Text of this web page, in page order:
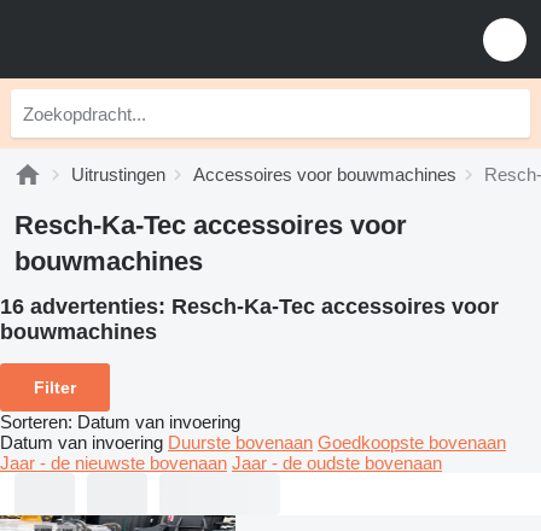
Uitrustingen Accessoires voor bouwmachines
Resch-Ka-Tec accessoires voor
bouwmachines
16 advertenties: Resch-Ka-Tec accessoires voor
bouwmachines
Filter
Sorteren: Datum van invoering
Datum van invoering Duurste bovenaan Goedkoopste bovenaan
Jaar - de nieuwste bovenaan Jaar - de oudste bovenaan